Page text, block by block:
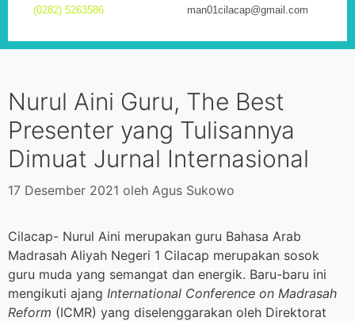
(0282) 5263586
man01cilacap@gmail.com
Nurul Aini Guru, The Best
Presenter yang Tulisannya
Dimuat Jurnal Internasional
17 Desember 2021 oleh Agus Sukowo
Cilacap- Nurul Aini merupakan guru Bahasa Arab
Madrasah Aliyah Negeri 1 Cilacap merupakan sosok
guru muda yang semangat dan energik. Baru-baru ini
mengikuti ajang International Conference on Madrasah
Reform (ICMR) yang diselenggarakan oleh Direktorat